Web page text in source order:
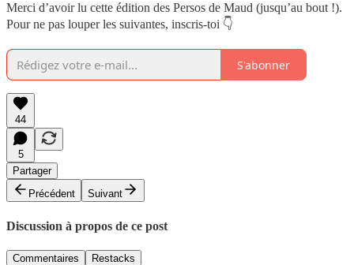
Merci d’avoir lu cette édition des Persos de Maud (jusqu’au bout !).
Pour ne pas louper les suivantes, inscris-toi 👇
S'abonner
44
5
Partager
Précédent
Suivant
Discussion à propos de ce post
Commentaires Restacks